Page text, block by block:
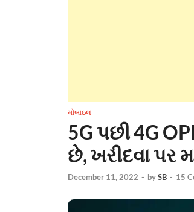
મોબાઇલ
5G પછી 4G
છે, ખરીદવા પર
December 11, 2022 - bySB - 15